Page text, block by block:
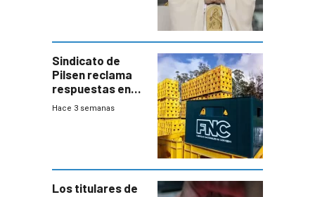
Sindicato de
Pilsen reclama
respuestas en
medio de
Hace 3 semanas
Los titulares de